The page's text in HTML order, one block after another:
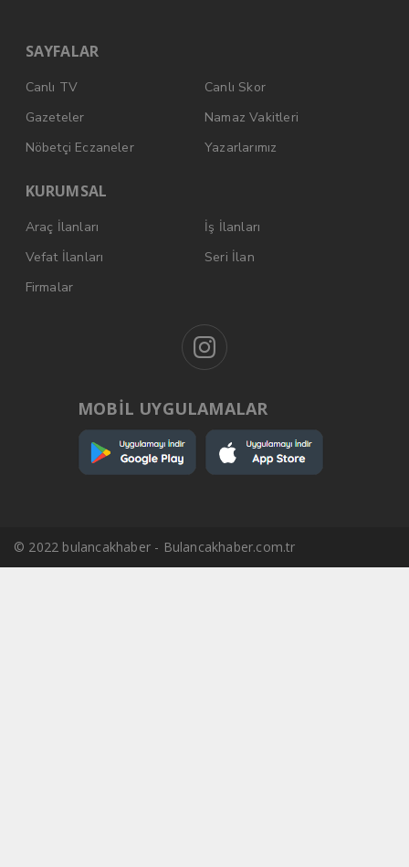
SAYFALAR
Canlı TV
Canlı Skor
Gazeteler
Namaz Vakitleri
Nöbetçi Eczaneler
Yazarlarımız
KURUMSAL
Araç İlanları
İş İlanları
Vefat İlanları
Seri İlan
Firmalar
MOBİL UYGULAMALAR
© 2022 bulancakhaber - Bulancakhaber.com.tr